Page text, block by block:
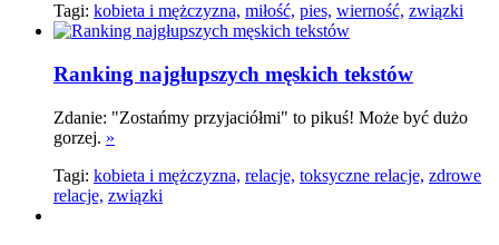
Tagi: kobieta i mężczyzna, miłość, pies, wierność, związki
Ranking najgłupszych męskich tekstów
Zdanie: "Zostańmy przyjaciółmi" to pikuś! Może być dużo
gorzej. »
Tagi: kobieta i mężczyzna, relacje, toksyczne relacje, zdrowe
relacje, związki